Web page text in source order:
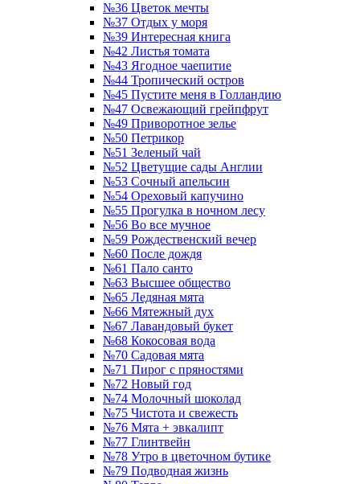
№36 Цветок мечты
№37 Отдых у моря
№39 Интересная книга
№42 Листья томата
№43 Ягодное чаепитие
№44 Тропический остров
№45 Пустите меня в Голландию
№47 Освежающий грейпфрут
№49 Приворотное зелье
№50 Петрикор
№51 Зеленый чай
№52 Цветущие сады Англии
№53 Сочный апельсин
№54 Ореховый капучино
№55 Прогулка в ночном лесу
№56 Во все мучное
№59 Рождественский вечер
№60 После дождя
№61 Пало санто
№63 Высшее общество
№65 Ледяная мята
№66 Мятежный дух
№67 Лавандовый букет
№68 Кокосовая вода
№70 Садовая мята
№71 Пирог с пряностями
№72 Новый год
№74 Молочный шоколад
№75 Чистота и свежесть
№76 Мята + эвкалипт
№77 Глинтвейн
№78 Утро в цветочном бутике
№79 Подводная жизнь